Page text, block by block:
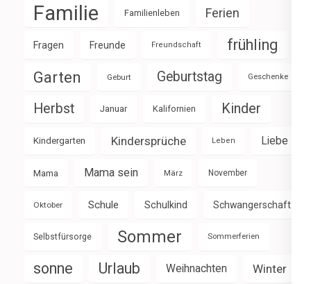
Familie Familienleben Ferien
Fragen Freunde Freundschaft frühling
Garten Geburt Geburtstag Geschenke
Herbst Januar Kalifornien Kinder
Kindergarten Kindersprüche Leben Liebe
Mama Mama sein März November
Oktober Schule Schulkind Schwangerschaft
Selbstfürsorge Sommer Sommerferien
sonne Urlaub Weihnachten Winter